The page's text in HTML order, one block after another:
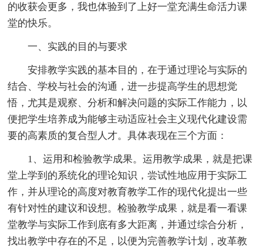
的收获会更多，我也体验到了上好一堂充满生命活力课
堂的快乐。
一、实践的目的与要求
安排教学实践的基本目的，在于通过理论与实际的
结合、学校与社会的沟通，进一步提高学生的思想觉
悟，尤其是观察、分析和解决问题的实际工作能力，以
便把学生培养成为能够主动适应社会主义现代化建设需
要的高素质的复合型人才。具体表现在三个方面：
1、运用和检验教学成果。运用教学成果，就是把课
堂上学到的系统化的理论知识，尝试性地应用于实际工
作，并从理论的高度对教育教学工作的现代化提出一些
有针对性的建议和设想。检验教学成果，就是看一看课
堂教学与实际工作到底有多大距离，并通过综合分析，
找出教学中存在的不足，以便为完善教学计划，改革教